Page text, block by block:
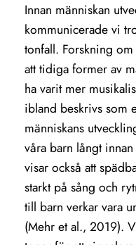
Innan människan
kommunicerade vi
tonfall. Forskning
att tidiga former av
ha varit mer
ibland beskrivs som
människans
våra barn långt
visar också att
starkt på sång och
till barn verkar vara
(Mehr et al., 2019).